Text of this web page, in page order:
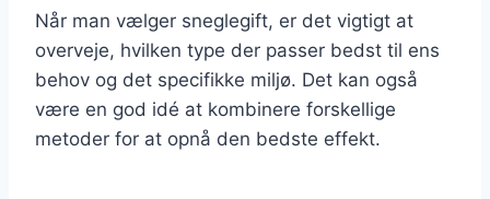
Når man vælger sneglegift, er det vigtigt at
overveje, hvilken type der passer bedst til ens
behov og det specifikke miljø. Det kan også
være en god idé at kombinere forskellige
metoder for at opnå den bedste effekt.